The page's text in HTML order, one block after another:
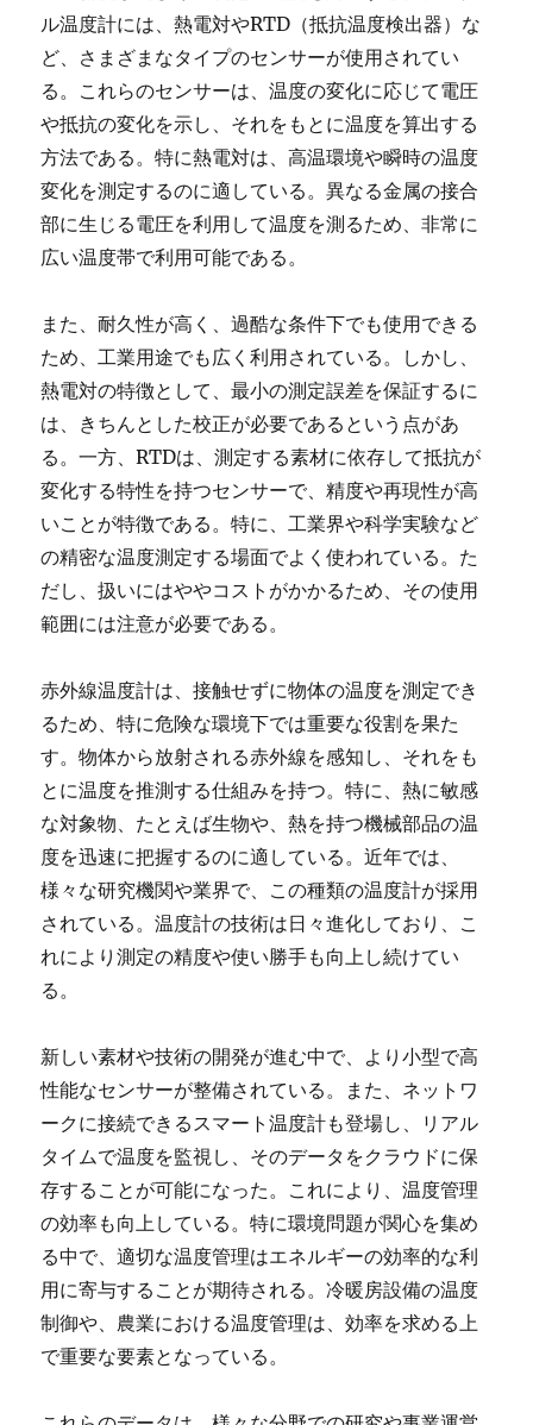
ル温度計には、熱電対やRTD（抵抗温度検出器）な
ど、さまざまなタイプのセンサーが使用されてい
る。これらのセンサーは、温度の変化に応じて電圧
や抵抗の変化を示し、それをもとに温度を算出する
方法である。特に熱電対は、高温環境や瞬時の温度
変化を測定するのに適している。異なる金属の接合
部に生じる電圧を利用して温度を測るため、非常に
広い温度帯で利用可能である。
また、耐久性が高く、過酷な条件下でも使用できる
ため、工業用途でも広く利用されている。しかし、
熱電対の特徴として、最小の測定誤差を保証するに
は、きちんとした校正が必要であるという点があ
る。一方、RTDは、測定する素材に依存して抵抗が
変化する特性を持つセンサーで、精度や再現性が高
いことが特徴である。特に、工業界や科学実験など
の精密な温度測定する場面でよく使われている。た
だし、扱いにはややコストがかかるため、その使用
範囲には注意が必要である。
赤外線温度計は、接触せずに物体の温度を測定でき
るため、特に危険な環境下では重要な役割を果た
す。物体から放射される赤外線を感知し、それをも
とに温度を推測する仕組みを持つ。特に、熱に敏感
な対象物、たとえば生物や、熱を持つ機械部品の温
度を迅速に把握するのに適している。近年では、
様々な研究機関や業界で、この種類の温度計が採用
されている。温度計の技術は日々進化しており、こ
れにより測定の精度や使い勝手も向上し続けてい
る。
新しい素材や技術の開発が進む中で、より小型で高
性能なセンサーが整備されている。また、ネットワ
ークに接続できるスマート温度計も登場し、リアル
タイムで温度を監視し、そのデータをクラウドに保
存することが可能になった。これにより、温度管理
の効率も向上している。特に環境問題が関心を集め
る中で、適切な温度管理はエネルギーの効率的な利
用に寄与することが期待される。冷暖房設備の温度
制御や、農業における温度管理は、効率を求める上
で重要な要素となっている。